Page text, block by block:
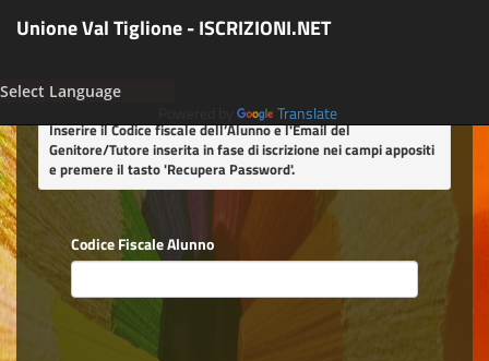
Unione Val Tiglione - ISCRIZIONI.NET
Translate
Inserire il Codice fiscale dell’Alunno e l'Email del
Genitore/Tutore inserita in fase di iscrizione nei campi appositi
e premere il tasto'Recupera Password'.
Codice Fiscale Alunno